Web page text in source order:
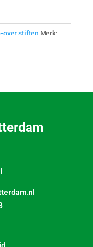
over stiften Merk: